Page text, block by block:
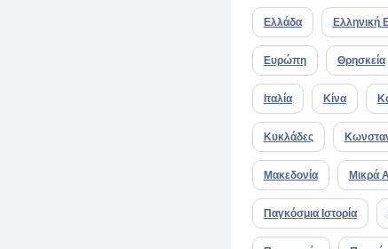
Ελλάδα Ελληνική
Ευρώπη Θρησκεία
Ιταλία Κίνα
Κυκλάδες
Μακεδονία Μικρά
Παγκόσμια Ιστορία